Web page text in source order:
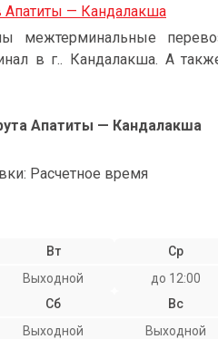
Апатиты — Кандалакша
межтерминальные
в г.. Кандалакша. А
Апатиты — Кандалакша
Расчетное время
Вт
Выходной
Ср
до 12:00
Сб
Выходной
Вс
Выходной